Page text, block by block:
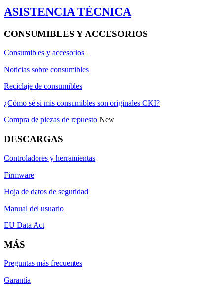
ASISTENCIA TÉCNICA
CONSUMIBLES Y ACCESORIOS
Consumibles y accesorios
Noticias sobre consumibles
Reciclaje de consumibles
¿Cómo sé si mis consumibles son originales OKI?
Compra de piezas de repuesto New
DESCARGAS
Controladores y herramientas
Firmware
Hoja de datos de seguridad
Manual del usuario
EU Data Act
MÁS
Preguntas más frecuentes
Garantía